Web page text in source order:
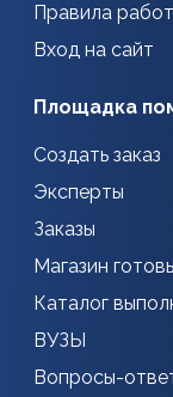
Правила
Вход на сайт
Площадка
Создать заказ
Эксперты
Заказы
Магазин
Каталог
ВУЗЫ
Вопросы-